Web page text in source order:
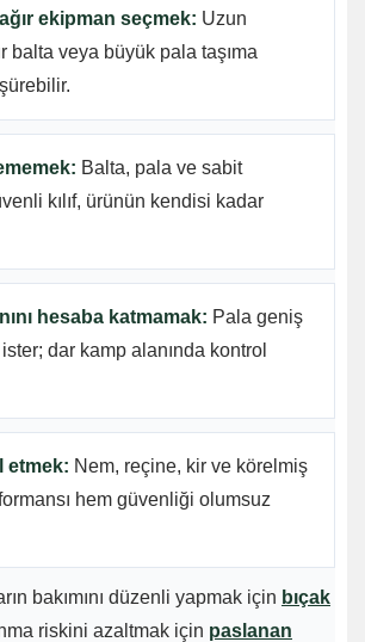
ekipman seçmek: Uzun
balta veya büyük pala taşıma
Balta, pala ve sabit
kılıf, ürünün kendisi kadar
hesaba katmamak: Pala geniş
dar kamp alanında kontrol
etmek: Nem, reçine, kir ve körelmiş
hem güvenliği olumsuz
bakımını düzenli yapmak için bıçak
riskini azaltmak için paslanan